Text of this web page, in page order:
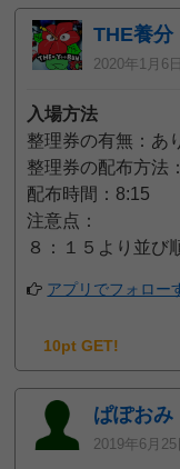
THE養分
2020年1月6
入場方法
整理券の有無：あ
整理券の配布方法
配布時間：8:15
注意点：
８：１５より並び
アプリでフォロー
10pt GET!
ぱぽおみ
2019年6月